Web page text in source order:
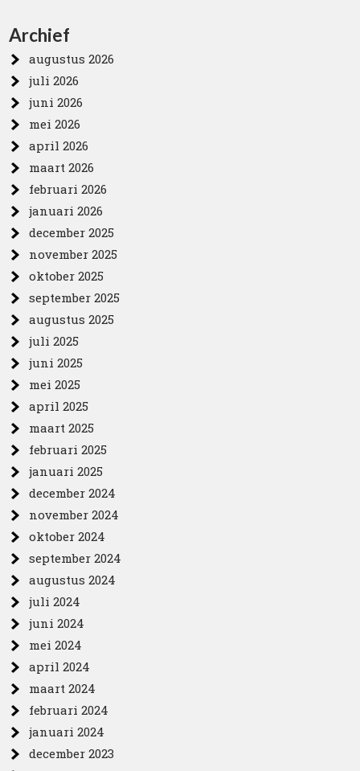
Archief
augustus 2026
juli 2026
juni 2026
mei 2026
april 2026
maart 2026
februari 2026
januari 2026
december 2025
november 2025
oktober 2025
september 2025
augustus 2025
juli 2025
juni 2025
mei 2025
april 2025
maart 2025
februari 2025
januari 2025
december 2024
november 2024
oktober 2024
september 2024
augustus 2024
juli 2024
juni 2024
mei 2024
april 2024
maart 2024
februari 2024
januari 2024
december 2023